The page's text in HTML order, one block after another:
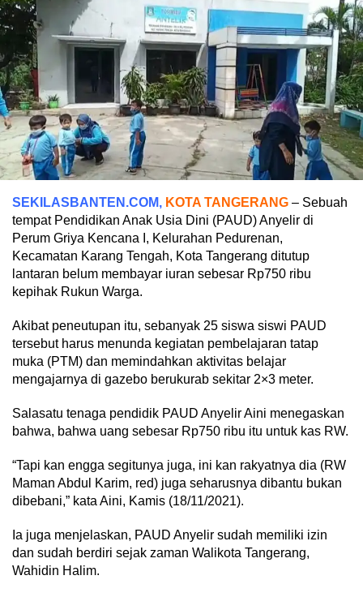
SEKILASBANTEN.COM, KOTA TANGERANG – Sebuah
tempat Pendidikan Anak Usia Dini (PAUD) Anyelir di
Perum Griya Kencana I, Kelurahan Pedurenan,
Kecamatan Karang Tengah, Kota Tangerang ditutup
lantaran belum membayar iuran sebesar Rp750 ribu
kepihak Rukun Warga.
Akibat peneutupan itu, sebanyak 25 siswa siswi PAUD
tersebut harus menunda kegiatan pembelajaran tatap
muka (PTM) dan memindahkan aktivitas belajar
mengajarnya di gazebo berukurab sekitar 2×3 meter.
Salasatu tenaga pendidik PAUD Anyelir Aini menegaskan
bahwa, bahwa uang sebesar Rp750 ribu itu untuk kas RW.
“Tapi kan engga segitunya juga, ini kan rakyatnya dia (RW
Maman Abdul Karim, red) juga seharusnya dibantu bukan
dibebani,” kata Aini, Kamis (18/11/2021).
Ia juga menjelaskan, PAUD Anyelir sudah memiliki izin
dan sudah berdiri sejak zaman Walikota Tangerang,
Wahidin Halim.